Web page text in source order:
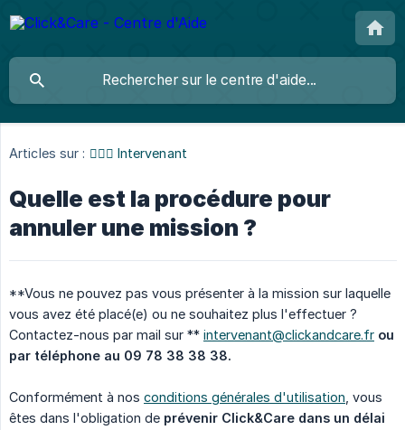
Articles sur : 👩🏼‍⚕️ Intervenant
Quelle est la procédure pour
annuler une mission ?
**Vous ne pouvez pas vous présenter à la mission sur laquelle
vous avez été placé(e) ou ne souhaitez plus l'effectuer ?
Contactez-nous par mail sur ** intervenant@clickandcare.fr ou
par téléphone au 09 78 38 38 38.
Conformément à nos conditions générales d'utilisation , vous
êtes dans l'obligation de prévenir Click&Care dans un délai